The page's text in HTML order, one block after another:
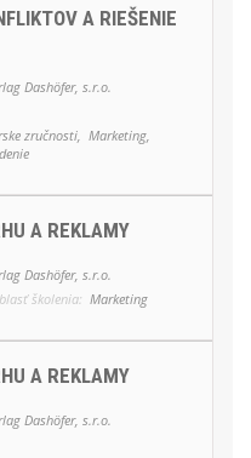
A RIEŠENIE
Dashöfer, s.r.o.
zručnosti, Marketing,
A REKLAMY
Dashöfer, s.r.o.
školenia: Marketing
A REKLAMY
Dashöfer, s.r.o.